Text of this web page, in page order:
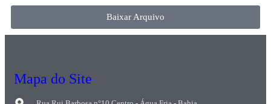
Baixar Arquivo
Mapa do Site